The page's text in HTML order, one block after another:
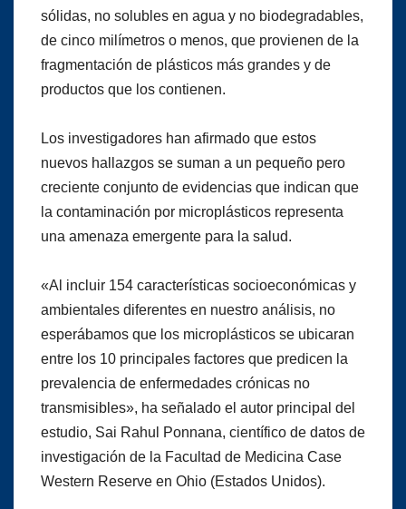
sólidas, no solubles en agua y no biodegradables,
de cinco milímetros o menos, que provienen de la
fragmentación de plásticos más grandes y de
productos que los contienen.
Los investigadores han afirmado que estos
nuevos hallazgos se suman a un pequeño pero
creciente conjunto de evidencias que indican que
la contaminación por microplásticos representa
una amenaza emergente para la salud.
«Al incluir 154 características socioeconómicas y
ambientales diferentes en nuestro análisis, no
esperábamos que los microplásticos se ubicaran
entre los 10 principales factores que predicen la
prevalencia de enfermedades crónicas no
transmisibles», ha señalado el autor principal del
estudio, Sai Rahul Ponnana, científico de datos de
investigación de la Facultad de Medicina Case
Western Reserve en Ohio (Estados Unidos).